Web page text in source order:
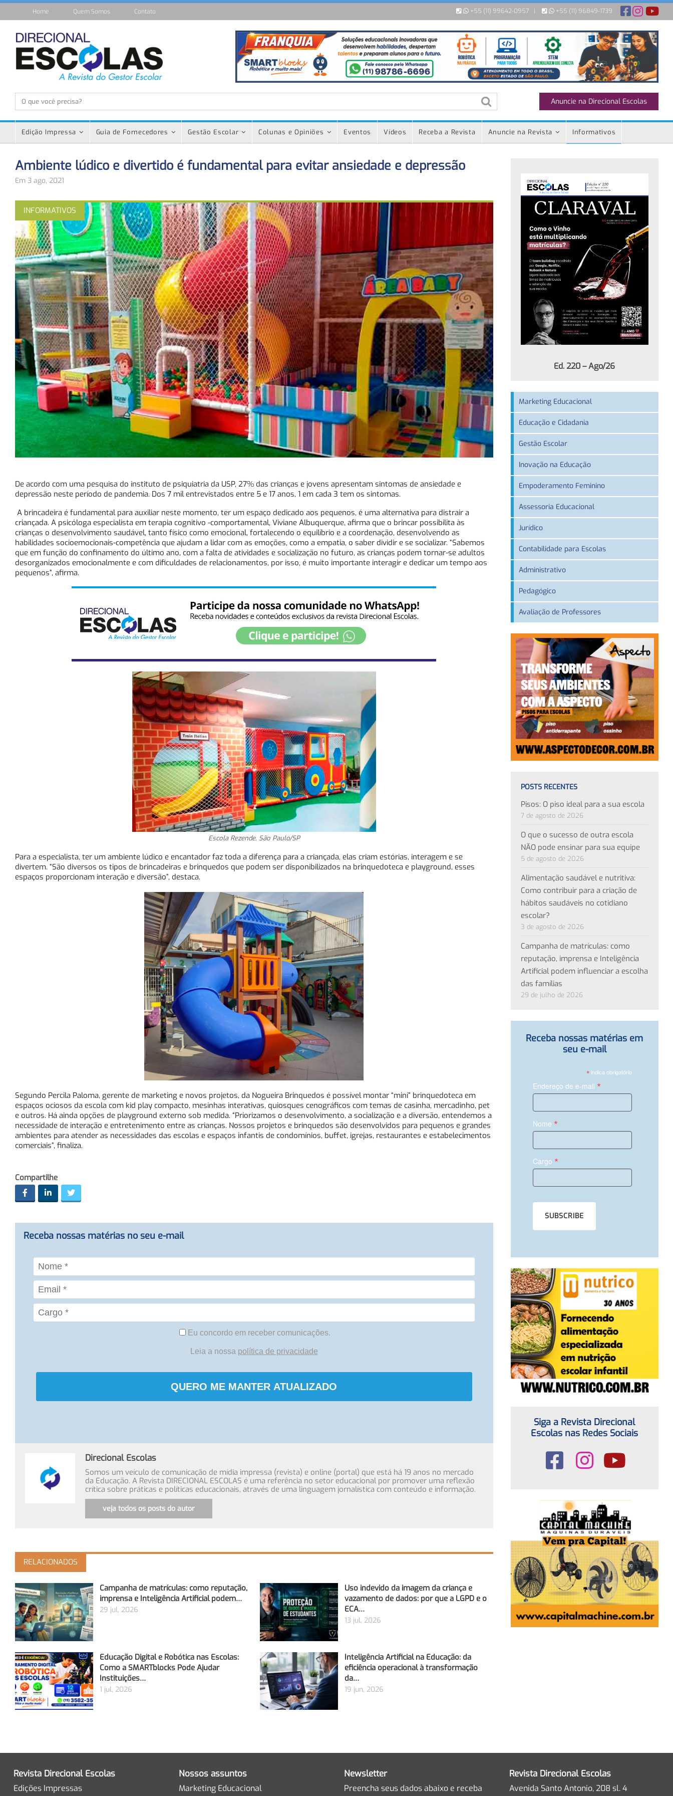
+55 (11) 99642-0957 | +55 (11) 96849-1739
Home Quem Somos Contato
Anuncie na Direcional Escolas
Edição Impressa Guia de Fornecedores Gestão Escolar Colunas e Opiniões Eventos Vídeos Receba a Revista Anuncie na Revista Informativos
Ambiente lúdico e divertido é fundamental para evitar ansiedade e depressão
Em 3 ago, 2021
INFORMATIVOS
De acordo com uma pesquisa do instituto de psiquiatria da USP, 27% das crianças e jovens apresentam sintomas de ansiedade e
depressão neste período de pandemia. Dos 7 mil entrevistados entre 5 e 17 anos, 1 em cada 3 tem os sintomas.
A brincadeira é fundamental para auxiliar neste momento, ter um espaço dedicado aos pequenos, é uma alternativa para distrair a
criançada. A psicóloga especialista em terapia cognitivo -comportamental, Viviane Albuquerque, afirma que o brincar possibilita às
crianças o desenvolvimento saudável, tanto físico como emocional, fortalecendo o equilíbrio e a coordenação, desenvolvendo as
habilidades socioemocionais-competência que ajudam a lidar com as emoções, como a empatia, o saber dividir e se socializar. “Sabemos
que em função do confinamento do último ano, com a falta de atividades e socialização no futuro, as crianças podem tornar-se adultos
desorganizados emocionalmente e com dificuldades de relacionamentos, por isso, é muito importante interagir e dedicar um tempo aos
pequenos”, afirma.
Escola Rezende, São Paulo/SP
Para a especialista, ter um ambiente lúdico e encantador faz toda a diferença para a criançada, elas criam estórias, interagem e se
divertem. “São diversos os tipos de brincadeiras e brinquedos que podem ser disponibilizados na brinquedoteca e playground, esses
espaços proporcionam interação e diversão”, destaca.
Segundo Percila Paloma, gerente de marketing e novos projetos, da Nogueira Brinquedos é possível montar “mini” brinquedoteca em
espaços ociosos da escola com kid play compacto, mesinhas interativas, quiosques cenográficos com temas de casinha, mercadinho, pet
e outros. Há ainda opções de playground externo sob medida. “Priorizamos o desenvolvimento, a socialização e a diversão, entendemos a
necessidade de interação e entretenimento entre as crianças. Nossos projetos e brinquedos são desenvolvidos para pequenos e grandes
ambientes para atender as necessidades das escolas e espaços infantis de condomínios, buffet, igrejas, restaurantes e estabelecimentos
comerciais”, finaliza.
Compartilhe
Receba nossas matérias no seu e-mail
Eu concordo em receber comunicações.
Leia a nossa política de privacidade
QUERO ME MANTER ATUALIZADO
Direcional Escolas
Somos um veículo de comunicação de mídia impressa (revista) e online (portal) que está há 19 anos no mercado
da Educação. A Revista DIRECIONAL ESCOLAS é uma referência no setor educacional por promover uma reflexão
crítica sobre práticas e políticas educacionais, através de uma linguagem jornalística com conteúdo e informação.
veja todos os posts do autor
RELACIONADOS
Campanha de matrículas: como reputação,
imprensa e Inteligência Artificial podem…
29 jul, 2026
Uso indevido da imagem da criança e
vazamento de dados: por que a LGPD e o
ECA…
13 jul, 2026
Educação Digital e Robótica nas Escolas:
Como a SMARTblocks Pode Ajudar
Instituições…
1 jul, 2026
Inteligência Artificial na Educação: da
eficiência operacional à transformação
da…
19 jun, 2026
Ed. 220 – Ago/26
Marketing Educacional
Educação e Cidadania
Gestão Escolar
Inovação na Educação
Empoderamento Feminino
Assessoria Educacional
Jurídico
Contabilidade para Escolas
Administrativo
Pedagógico
Avaliação de Professores
POSTS RECENTES
Pisos: O piso ideal para a sua escola
7 de agosto de 2026
O que o sucesso de outra escola
NÃO pode ensinar para sua equipe
5 de agosto de 2026
Alimentação saudável e nutritiva:
Como contribuir para a criação de
hábitos saudáveis no cotidiano
escolar?
3 de agosto de 2026
Campanha de matrículas: como
reputação, imprensa e Inteligência
Artificial podem influenciar a escolha
das famílias
29 de julho de 2026
Receba nossas matérias em
seu e-mail
* indica obrigatório
Endereço de e-mail *
Nome *
Cargo *
Siga a Revista Direcional
Escolas nas Redes Sociais
Revista Direcional Escolas
Edições Impressas
Nossos assuntos
Marketing Educacional
Newsletter
Preencha seus dados abaixo e receba
Revista Direcional Escolas
Avenida Santo Antonio, 208 sl. 4